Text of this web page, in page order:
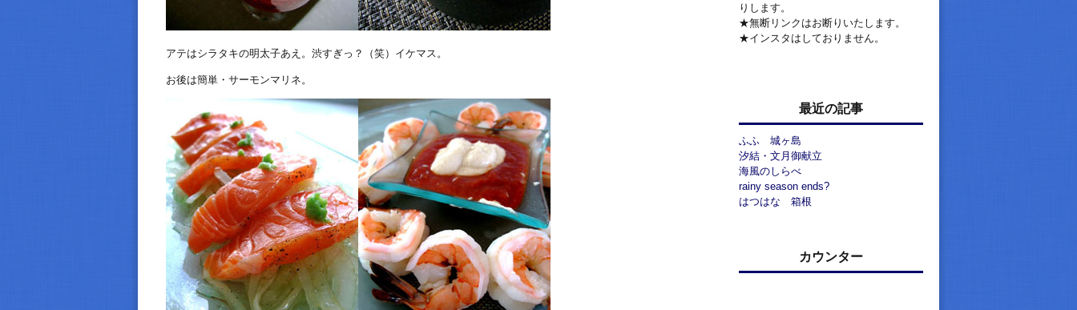
アテはシラタキの明太子あえ。渋すぎっ？（笑）イケマス。
お後は簡単・サーモンマリネ。
りします。
★無断リンクはお断りいたします。
★インスタはしておりません。
最近の記事
ふふ 城ヶ島
汐結・文月御献立
海風のしらべ
rainy season ends?
はつはな 箱根
カウンター